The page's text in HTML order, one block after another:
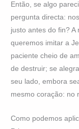
Então, se algo
pergunta directa:
justo antes do fin?
queremos imitar a
paciente cheio de
de destruir; se
seu lado, embora
mesmo coração: no
Como podemos